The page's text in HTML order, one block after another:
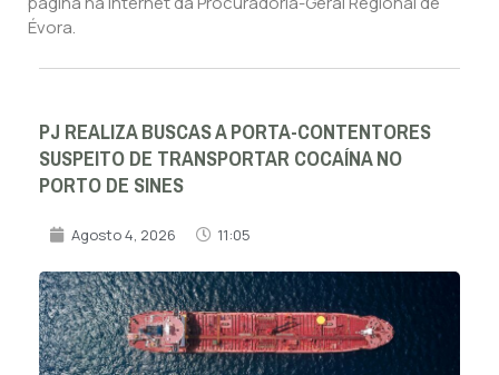
Évora.
PJ REALIZA BUSCAS A PORTA-CONTENTORES
SUSPEITO DE TRANSPORTAR COCAÍNA NO
PORTO DE SINES
Agosto 4, 2026 11:05